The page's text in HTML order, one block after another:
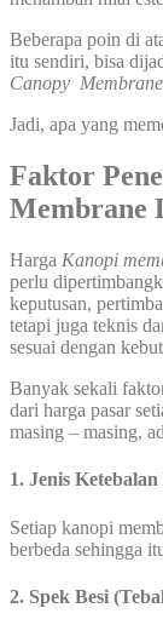
Beberapa poin di
itu sendiri, bisa
Canopy
Jadi, apa yang
Faktor
Membrane
Harga Kanopi
perlu
keputusan,
tetapi juga teknis
sesuai dengan
Banyak sekali
dari harga pasar
masing – masing,
1. Jenis
Setiap kanopi
berbeda sehingga
2. Spek Besi